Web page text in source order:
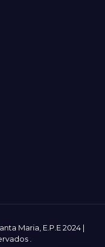
Maria, E.P.E 2024 |